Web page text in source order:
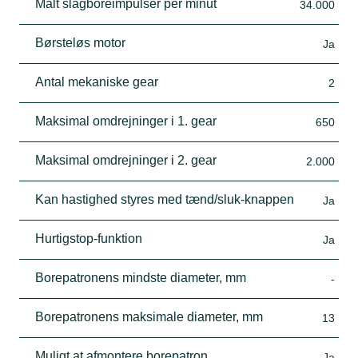
Målt slagboreimpulser per minut 34.000
Børsteløs motor Ja
Antal mekaniske gear 2
Maksimal omdrejninger i 1. gear 650
Maksimal omdrejninger i 2. gear 2.000
Kan hastighed styres med tænd/sluk-knappen Ja
Hurtigstop-funktion Ja
Borepatronens mindste diameter, mm -
Borepatronens maksimale diameter, mm 13